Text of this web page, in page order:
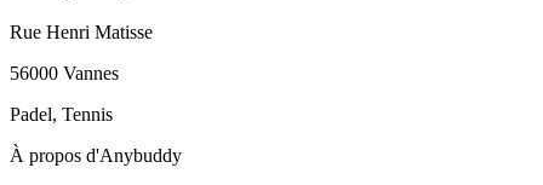
Rue Henri Matisse
56000 Vannes
Padel, Tennis
À propos d'Anybuddy